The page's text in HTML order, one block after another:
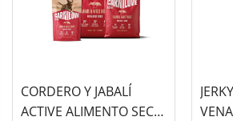
CORDERO Y JABALÍ
ACTIVE ALIMENTO SECO